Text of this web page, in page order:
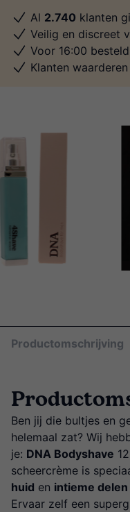
Al 2.740 klanten
Veilig en discreet
Voor 16:00
Klanten
Productomschrijving
Ben jij die bultjes en
helemaal zat? Wij
je: DNA Bodyshave
scheercrème is
huid en intieme delen
Ervaar zelf een